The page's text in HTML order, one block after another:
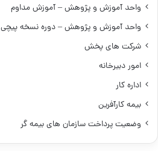
واحد آموزش و پژوهش – آموزش مداوم
واحد آموزش و پژوهش – دوره نسخه پیچی
شرکت های پخش
امور دبیرخانه
اداره کار
بیمه کارآفرین
وضعیت پرداخت سازمان های بیمه گر